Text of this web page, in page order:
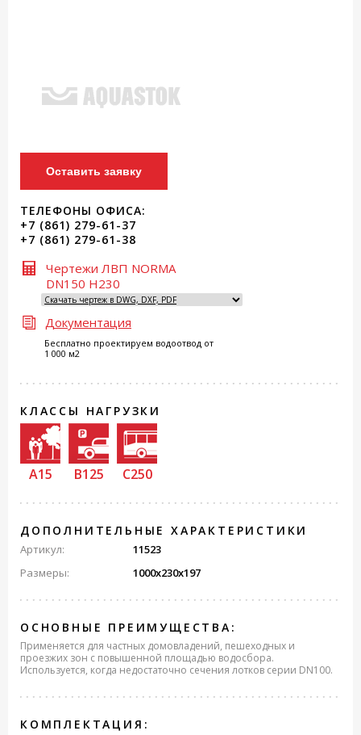
Оставить заявку
ТЕЛЕФОНЫ ОФИСА:
+7 (861) 279-61-37
+7 (861) 279-61-38
Чертежи ЛВП NORMA
DN150 H230
Документация
Бесплатно проектируем водоотвод от
1 000 м2
КЛАССЫ НАГРУЗКИ
A15 B125 C250
ДОПОЛНИТЕЛЬНЫЕ ХАРАКТЕРИСТИКИ
Артикул:
11523
Размеры:
1000x230x197
ОСНОВНЫЕ ПРЕИМУЩЕСТВА:
Применяется для частных домовладений, пешеходных и
проезжих зон с повышенной площадью водосбора.
Используется, когда недостаточно сечения лотков серии DN100.
КОМПЛЕКТАЦИЯ: